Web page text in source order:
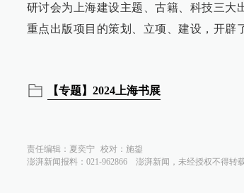
研讨会为上海建设主题、古籍、科技三大
重点出版项目的策划、立项、建设，开辟
【专题】2024上海书展
责任编辑： 夏奕宁 校对： 施鋆
澎湃新闻报料：021-962866
澎湃新闻，未经授权不得转